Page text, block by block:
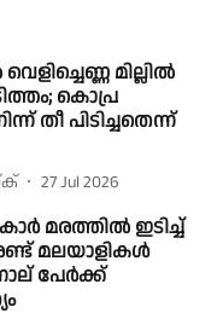
മില്ലിൽ
കൊപ്ര
തീ പിടിച്ചതെന്ന്
27 Jul 2026
മരത്തിൽ ഇടിച്ച്
മലയാളികൾ
പേർക്ക്